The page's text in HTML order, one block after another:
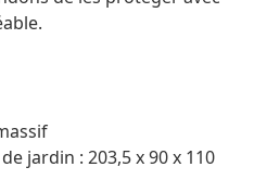
jardin : 203,5 x 90 x 110